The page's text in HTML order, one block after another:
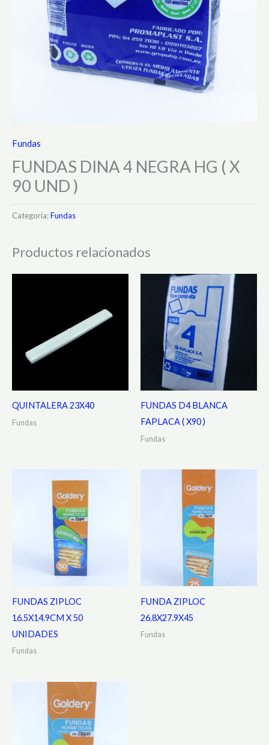
Fundas
FUNDAS DINA 4 NEGRA HG ( X
90 UND )
Categoría:Fundas
Productos relacionados
QUINTALERA 23X40
Fundas
FUNDAS D4 BLANCA
FAPLACA ( X90 )
Fundas
FUNDAS ZIPLOC
16.5X14.9CM X 50
UNIDADES
Fundas
FUNDA ZIPLOC
26.8X27.9X45
Fundas